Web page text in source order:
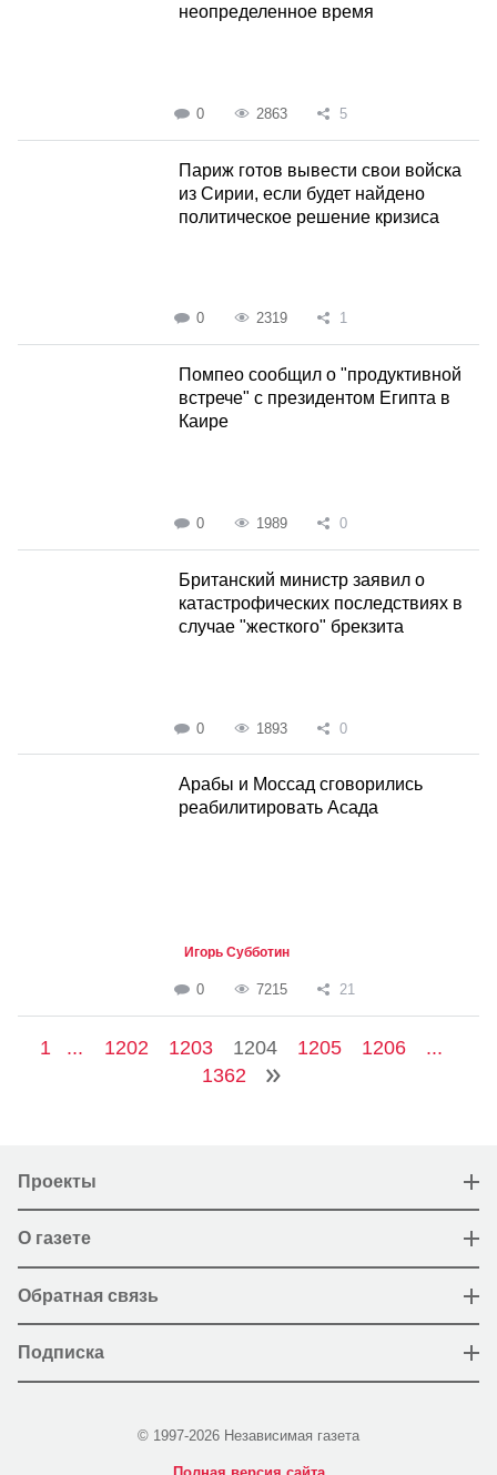
неопределенное время
0 2863 5
Париж готов вывести свои войска
из Сирии, если будет найдено
политическое решение кризиса
0 2319 1
Помпео сообщил о "продуктивной
встрече" с президентом Египта в
Каире
0 1989 0
Британский министр заявил о
катастрофических последствиях в
случае "жесткого" брекзита
0 1893 0
Арабы и Моссад сговорились
реабилитировать Асада
Игорь Субботин
0 7215 21
1 ... 1202 1203 1204 1205 1206
...
1362
Проекты
О газете
Обратная связь
Подписка
© 1997-2026 Независимая газета